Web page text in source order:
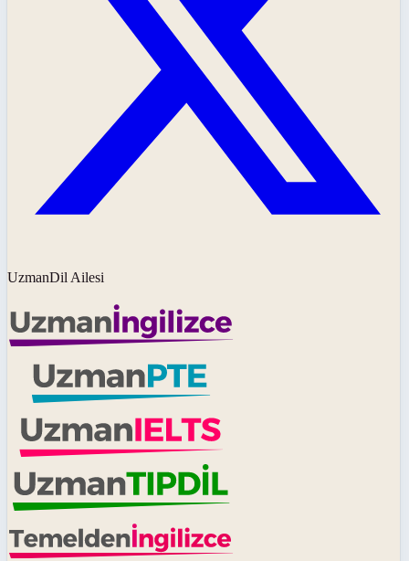
UzmanDil Ailesi